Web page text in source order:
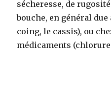
sécheresse, de
bouche, en général
coing, le cassis), ou
médicaments